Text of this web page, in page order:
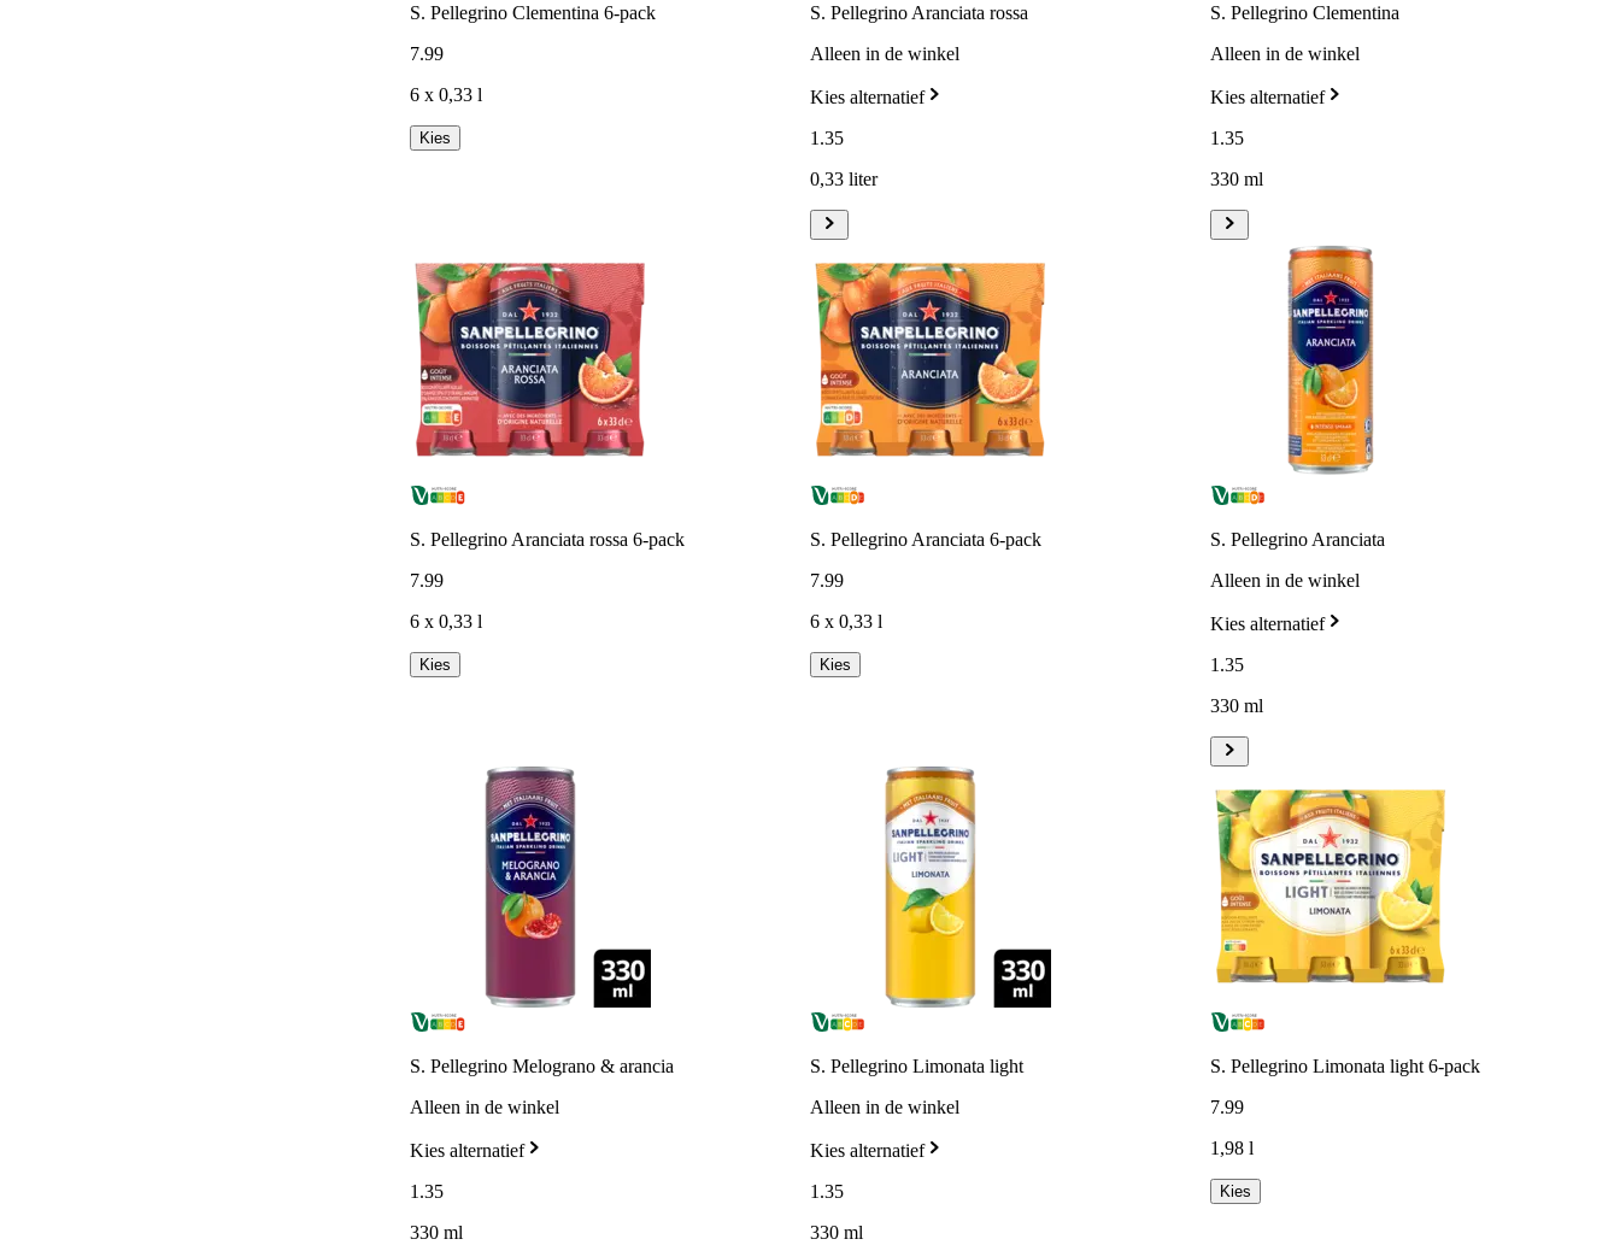
S. Pellegrino Clementina 6-pack
7.99
6 x 0,33 l
Kies
S. Pellegrino Aranciata rossa
Alleen in de winkel
Kies alternatief
1.35
0,33 liter
S. Pellegrino Clementina
Alleen in de winkel
Kies alternatief
1.35
330 ml
S. Pellegrino Aranciata rossa 6-pack
7.99
6 x 0,33 l
Kies
S. Pellegrino Aranciata 6-pack
7.99
6 x 0,33 l
Kies
S. Pellegrino Aranciata
Alleen in de winkel
Kies alternatief
1.35
330 ml
S. Pellegrino Melograno & arancia
Alleen in de winkel
Kies alternatief
1.35
330 ml
S. Pellegrino Limonata light
Alleen in de winkel
Kies alternatief
1.35
330 ml
S. Pellegrino Limonata light 6-pack
7.99
1,98 l
Kies